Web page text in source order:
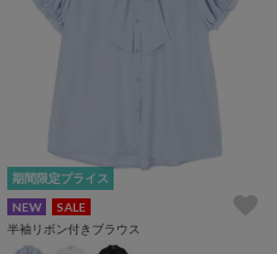
期間限定プライス
NEW
SALE
半袖リボン付きブラウス